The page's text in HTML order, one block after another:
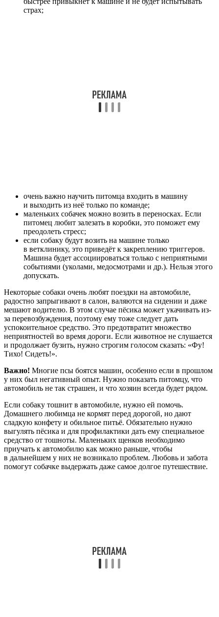
страх;
очень важно научить питомца входить в машину
и выходить из неё только по команде;
маленьких собачек можно возить в переносках. Если
питомец любит залезать в коробки, это поможет ему
преодолеть стресс;
если собаку будут возить на машине только
в ветклинику, это приведёт к закреплению триггеров.
Машина будет ассоциироваться только с неприятными
событиями (уколами, медосмотрами и др.). Нельзя этого
допускать.
Некоторые собаки очень любят поездки на автомобиле,
радостно запрыгивают в салон, валяются на сидении и даже
мешают водителю. В этом случае пёсика может укачивать из-
за перевозбуждения, поэтому ему тоже следует дать
успокоительное средство. Это предотвратит множество
неприятностей во время дороги. Если животное не слушается
и продолжает бузить, нужно строгим голосом сказать: «Фу!
Тихо! Сидеть!».
Важно! Многие псы боятся машин, особенно если в прошлом
у них был негативный опыт. Нужно показать питомцу, что
автомобиль не так страшен, и что хозяин всегда будет рядом.
Если собаку тошнит в автомобиле, нужно ей помочь.
Домашнего любимца не кормят перед дорогой, но дают
сладкую конфету и обильное питьё. Обязательно нужно
выгулять пёсика и для профилактики дать ему специальное
средство от тошноты. Маленьких щенков необходимо
приучать к автомобилю как можно раньше, чтобы
в дальнейшем у них не возникало проблем. Любовь и забота
помогут собачке выдержать даже самое долгое путешествие.